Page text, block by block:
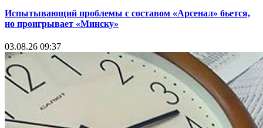
Испытывающий проблемы с составом «Арсенал» бьется,
но проигрывает «Минску»
03.08.26 09:37